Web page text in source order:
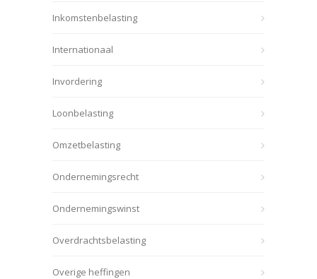
Inkomstenbelasting
Internationaal
Invordering
Loonbelasting
Omzetbelasting
Ondernemingsrecht
Ondernemingswinst
Overdrachtsbelasting
Overige heffingen